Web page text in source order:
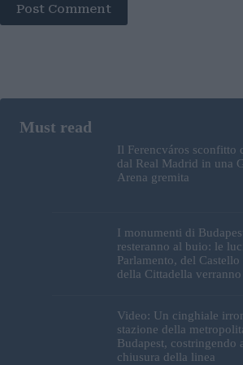
Post Comment
Il Ferencváros sconfitto
dal Real Madrid in una
Arena gremita
I monumenti di
resteranno al buio: le
Parlamento, del Castello
della Cittadella verranno
Video: Un cinghiale
stazione della
Budapest, costringendo
chiusura della linea